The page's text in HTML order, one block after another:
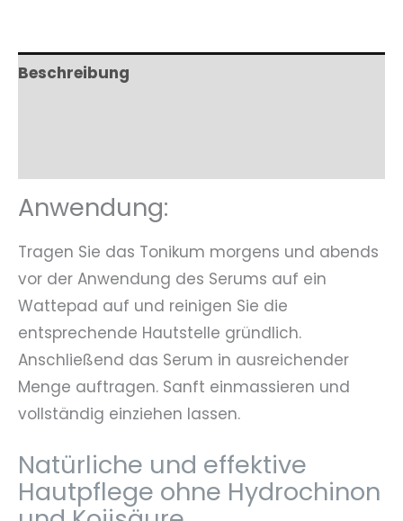
Beschreibung
Anwendung:
Tragen Sie das Tonikum morgens und abends
vor der Anwendung des Serums auf ein
Wattepad auf und reinigen Sie die
entsprechende Hautstelle gründlich.
Anschließend das Serum in ausreichender
Menge auftragen. Sanft einmassieren und
vollständig einziehen lassen.
Natürliche und effektive
Hautpflege ohne Hydrochinon